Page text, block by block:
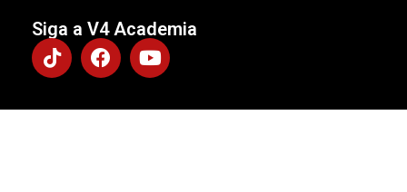
Siga a V4 Academia